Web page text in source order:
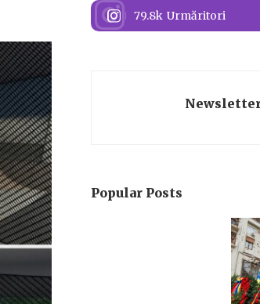
79.8k Urmăritori
Popular Posts